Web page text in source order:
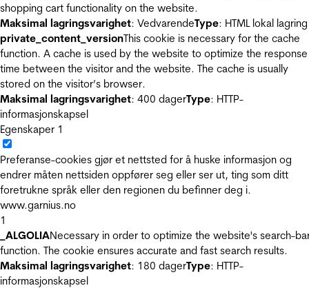
shopping cart functionality on the website.
Maksimal lagringsvarighet: VedvarendeType: HTML lokal lagring
private_content_versionThis cookie is necessary for the cache
function. A cache is used by the website to optimize the response
time between the visitor and the website. The cache is usually
stored on the visitor’s browser.
Maksimal lagringsvarighet: 400 dagerType: HTTP-
informasjonskapsel
Egenskaper 1
Preferanse-cookies gjør et nettsted for å huske informasjon og
endrer måten nettsiden oppfører seg eller ser ut, ting som ditt
foretrukne språk eller den regionen du befinner deg i.
www.garnius.no
1
_ALGOLIANecessary in order to optimize the website's search-
function. The cookie ensures accurate and fast search results.
Maksimal lagringsvarighet: 180 dagerType: HTTP-
informasjonskapsel